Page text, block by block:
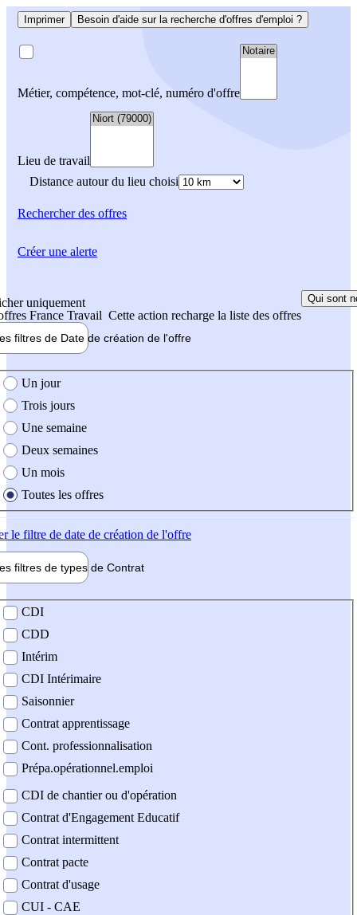
Imprimer Besoin d'aide sur la recherche d'offres d'emploi ?
Métier, compétence, mot-clé, numéro d'offre
Lieu de travail
Distance autour du lieu choisi
Rechercherdes offres
uniquement
France Travail Cette action recharge la liste des offres
Qui sont
filtres de Date de création de l'offre
création de l'offre
Un jour
Trois jours
Une semaine
Deux semaines
Un mois
Toutes les offres
le filtre de date de création de l'offre
filtres de types de Contrat
contrat
CDI
CDD
Intérim
CDI Intérimaire
Saisonnier
Contrat apprentissage
Cont. professionnalisation
Prépa.opérationnel.emploi
CDI de chantier ou d'opération
Contrat d'Engagement Educatif
Contrat intermittent
Contrat pacte
Contrat d'usage
CUI - CAE
Créer une alerte